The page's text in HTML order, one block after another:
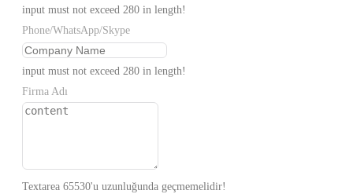
input must not exceed 280 in length!
Phone/WhatsApp/Skype
input must not exceed 280 in length!
Firma Adı
Textarea 65530'u uzunluğunda geçmemelidir!